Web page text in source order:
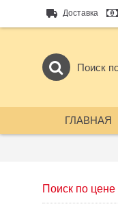
Доставка
ГЛАВНАЯ
Поиск по цене